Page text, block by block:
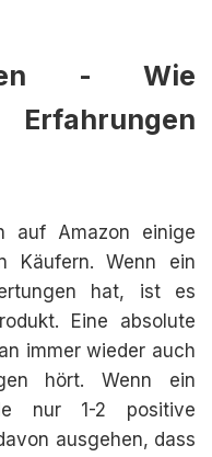
- Wie
auf Amazon einige
Käufern. Wenn ein
hat, ist es
Eine absolute
immer wieder auch
hört. Wenn ein
nur 1-2 positive
ausgehen, dass